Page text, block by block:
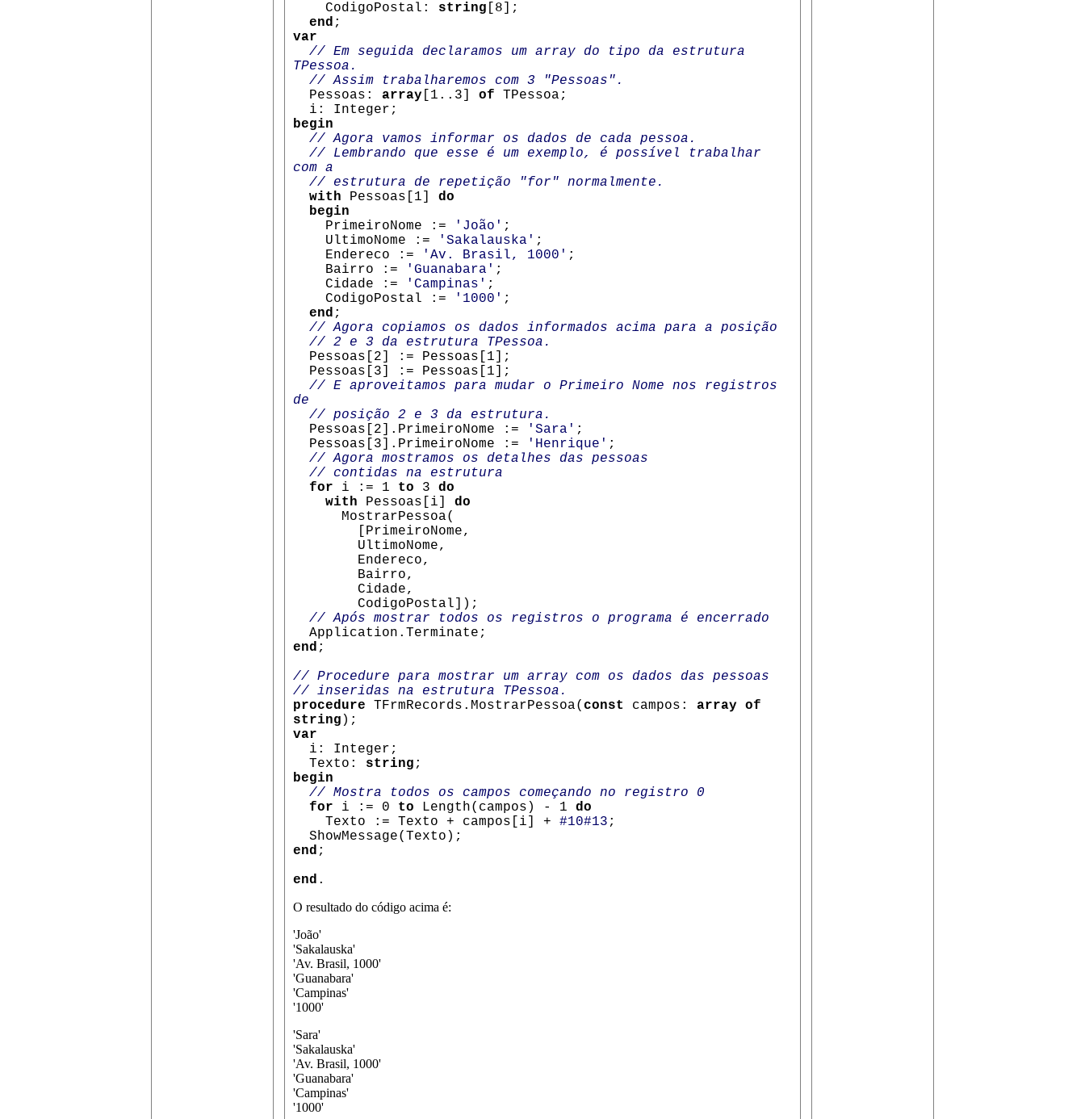
CodigoPostal: string [8];
end ;
var
// Em seguida declaramos um array do tipo da estrutura
TPessoa.
// Assim trabalharemos com 3 "Pessoas".
Pessoas: array [1..3] of TPessoa;
i: Integer;
begin
// Agora vamos informar os dados de cada pessoa.
// Lembrando que esse é um exemplo, é possível trabalhar
com a
// estrutura de repetição "for" normalmente.
with Pessoas[1] do
begin
PrimeiroNome :=
'João' ;
UltimoNome :=
'Sakalauska' ;
Endereco :=
'Av. Brasil, 1000' ;
Bairro :=
'Guanabara' ;
Cidade :=
'Campinas' ;
CodigoPostal :=
'1000' ;
end ;
// Agora copiamos os dados informados acima para a posição
// 2 e 3 da estrutura TPessoa.
Pessoas[2] := Pessoas[1];
Pessoas[3] := Pessoas[1];
// E aproveitamos para mudar o Primeiro Nome nos registros
de
// posição 2 e 3 da estrutura.
Pessoas[2].PrimeiroNome :=
'Sara' ;
Pessoas[3].PrimeiroNome :=
'Henrique' ;
// Agora mostramos os detalhes das pessoas
// contidas na estrutura
for i := 1 to 3 do
with Pessoas[i] do
MostrarPessoa(
[PrimeiroNome,
UltimoNome,
Endereco,
Bairro,
Cidade,
CodigoPostal]);
// Após mostrar todos os registros o programa é encerrado
Application.Terminate;
end ;
// Procedure para mostrar um array com os dados das pessoas
// inseridas na estrutura TPessoa.
procedure TFrmRecords.MostrarPessoa( const campos: array of
string );
var
i: Integer;
Texto: string ;
begin
// Mostra todos os campos começando no registro 0
for i := 0 to Length(campos) - 1 do
Texto := Texto + campos[i] + #10#13 ;
ShowMessage(Texto);
end ;
end .
O resultado do código acima é:
'João'
'Sakalauska'
'Av. Brasil, 1000'
'Guanabara'
'Campinas'
'1000'
'Sara'
'Sakalauska'
'Av. Brasil, 1000'
'Guanabara'
'Campinas'
'1000'